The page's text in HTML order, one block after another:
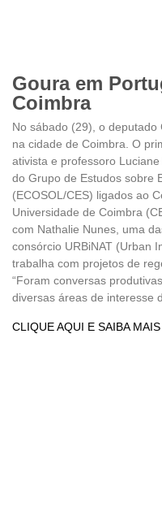
Goura em
Coimbra
No sábado (29), o
na cidade de Coimbra. O
ativista e professoro
do Grupo de Estudos sobre
(ECOSOL/CES) ligados ao
Universidade de Coimbra
com Nathalie Nunes, uma
consórcio URBiNAT (Urban
trabalha com projetos de
“Foram conversas
diversas áreas de interesse
CLIQUE AQUI E SAIBA MAIS